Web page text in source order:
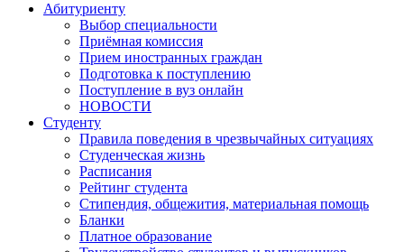
Абитуриенту
Выбор специальности
Приёмная комиссия
Прием иностранных граждан
Подготовка к поступлению
Поступление в вуз онлайн
НОВОСТИ
Студенту
Правила поведения в чрезвычайных ситуациях
Студенческая жизнь
Расписания
Рейтинг студента
Стипендия, общежития, материальная помощь
Бланки
Платное образование